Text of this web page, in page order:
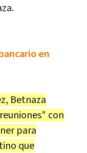
.
en
, Betnaza
reuniones" con
para
que